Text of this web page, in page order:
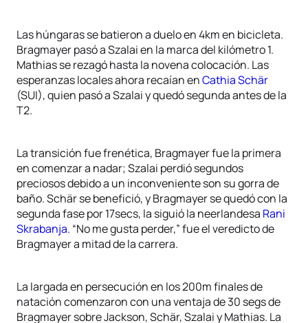
Las húngaras se batieron a duelo en 4km en bicicleta.
Bragmayer pasó a Szalai en la marca del kilómetro 1.
Mathias se rezagó hasta la novena colocación. Las
esperanzas locales ahora recaían enCathia Schär
(SUI), quien pasó a Szalai y quedó segunda antes de la
T2.
La transición fue frenética, Bragmayer fue la primera
en comenzar a nadar; Szalai perdió segundos
preciosos debido a un inconveniente son su gorra de
baño. Schär se benefició, y Bragmayer se quedó con la
segunda fase por 17secs, la siguió la neerlandesa Rani
Skrabanja. “No me gusta perder,” fue el veredicto de
Bragmayer a mitad de la carrera.
La largada en persecución en los 200m finales de
natación comenzaron con una ventaja de 30 segs de
Bragmayer sobre Jackson, Schär, Szalai y Mathias. La